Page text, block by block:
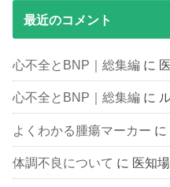
最近のコメント
心不全とBNP｜総集編 に
心不全とBNP｜総集編 に
よくわかる腫瘍マーカー に
体調不良について に 医知場